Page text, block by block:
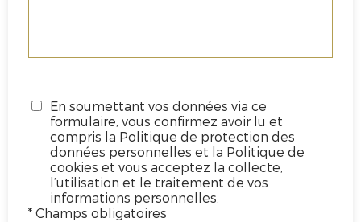
En soumettant vos données via ce
formulaire, vous confirmez avoir lu et
compris la Politique de protection des
données personnelles et la Politique de
cookies et vous acceptez la collecte,
l’utilisation et le traitement de vos
informations personnelles.
* Champs obligatoires